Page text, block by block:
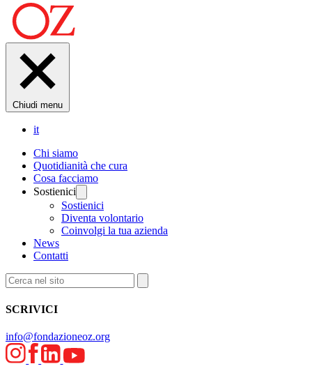
Chiudi menu
it
Chi siamo
Quotidianità che cura
Cosa facciamo
Sostienici
Sostienici
Diventa volontario
Coinvolgi la tua azienda
News
Contatti
SCRIVICI
info@fondazioneoz.org